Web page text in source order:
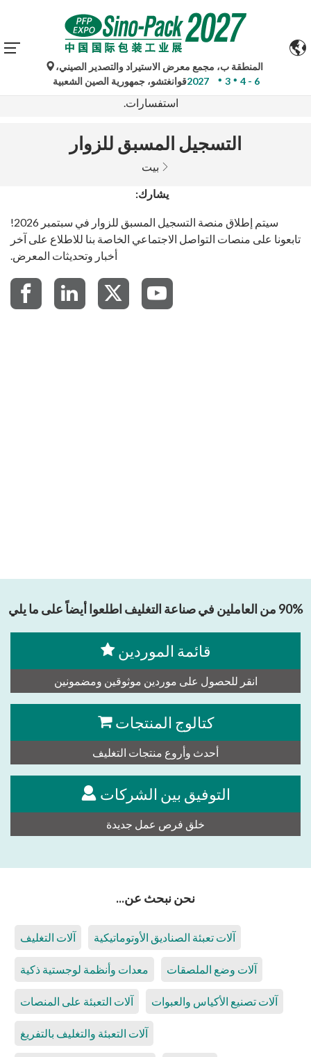
تُستخدم الترجمات الآلية من جوجل لأغراض مرجعية فقط وقد
تكون غير دقيقة. يُرجى الرجوع إلى النسخة الأصلية لأي
استفسارات.
المنطقة ب، مجمع معرض الاستيراد والتصدير الصيني،
قوانغتشو، جمهورية الصين الشعبية2027 3 4 - 6
التسجيل المسبق للزوار
بيت
يشارك:
سيتم إطلاق منصة التسجيل المسبق للزوار في سبتمبر 2026!
تابعونا على منصات التواصل الاجتماعي الخاصة بنا للاطلاع على آخر
أخبار وتحديثات المعرض.
90% من العاملين في صناعة التغليف اطلعوا أيضاً على ما يلي
قائمة الموردين
انقر للحصول على موردين موثوقين ومضمونين
كتالوج المنتجات
أحدث وأروع منتجات التغليف
التوفيق بين الشركات
خلق فرص عمل جديدة
نحن نبحث عن...
آلات التغليف آلات تعبئة الصناديق الأوتوماتيكية
معدات وأنظمة لوجستية ذكية آلات وضع الملصقات
آلات التعبئة على المنصات آلات تصنيع الأكياس والعبوات
آلات التعبئة والتغليف بالتفريغ